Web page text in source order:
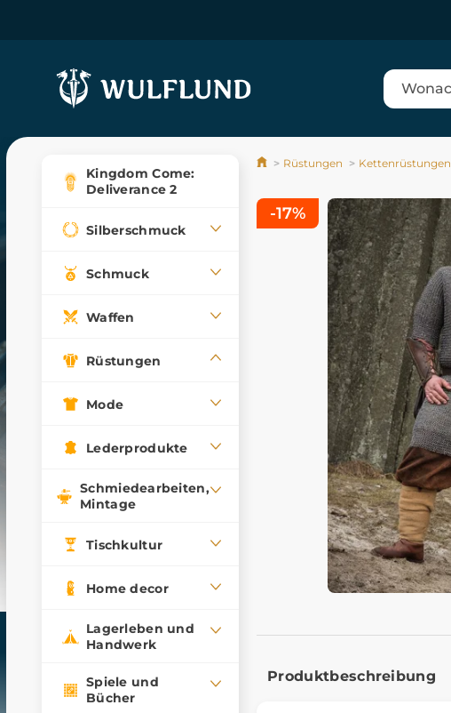
Kingdom Come:
Deliverance 2
Silberschmuck
Schmuck
Waffen
Rüstungen
Mode
Lederprodukte
Schmiedearbeiten,
Mintage
Tischkultur
Home decor
Lagerleben und
Handwerk
Spiele und
Bücher
Rüstungen Kettenrüstungen
-17%
Produktbeschreibung